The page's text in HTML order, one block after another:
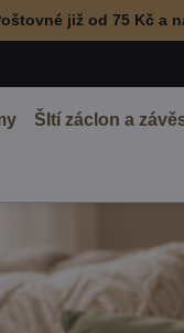
již od 75 Kč a
ŠItí záclon a